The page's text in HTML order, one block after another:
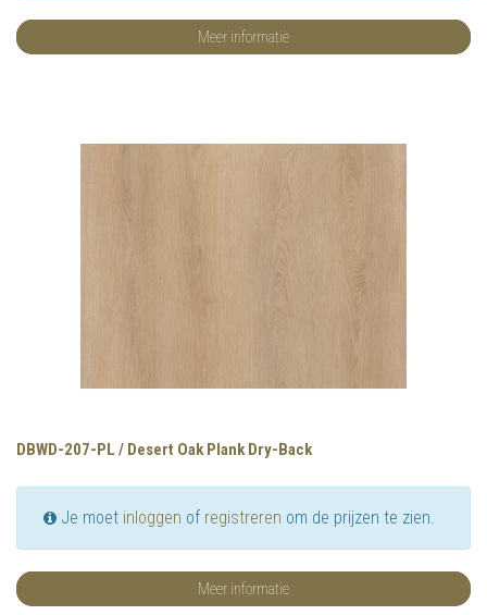
Meer informatie
DBWD-207-PL / Desert Oak Plank Dry-Back
Je moet inloggen of registreren om de prijzen te zien.
Meer informatie